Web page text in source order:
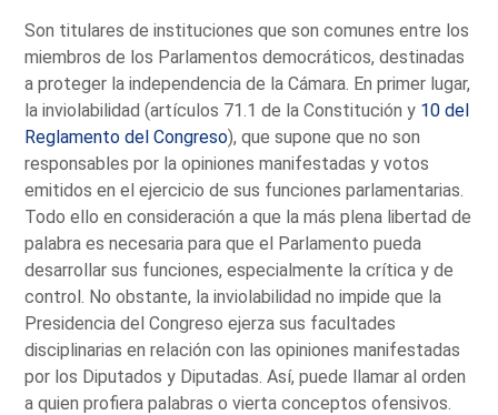
Son titulares de instituciones que son comunes entre los
miembros de los Parlamentos democráticos, destinadas
a proteger la independencia de la Cámara. En primer lugar,
la inviolabilidad (artículos 71.1 de la Constitución y 10 del
Reglamento del Congreso), que supone que no son
responsables por la opiniones manifestadas y votos
emitidos en el ejercicio de sus funciones parlamentarias.
Todo ello en consideración a que la más plena libertad de
palabra es necesaria para que el Parlamento pueda
desarrollar sus funciones, especialmente la crítica y de
control. No obstante, la inviolabilidad no impide que la
Presidencia del Congreso ejerza sus facultades
disciplinarias en relación con las opiniones manifestadas
por los Diputados y Diputadas. Así, puede llamar al orden
a quien profiera palabras o vierta conceptos ofensivos.